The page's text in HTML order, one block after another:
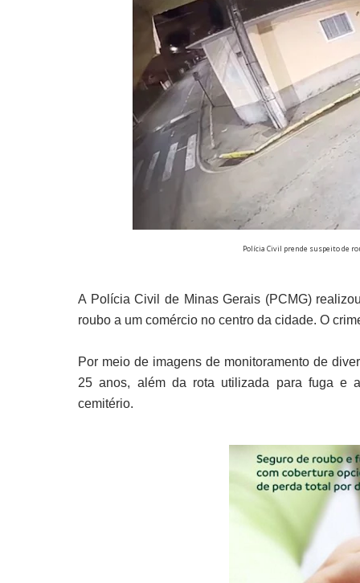
Polícia Civil prende suspeito de
A Polícia Civil de Minas Gerais (PCMG)
roubo a um comércio no centro da cidade. O
Por meio de imagens de monitoramento de
25 anos, além da rota utilizada para fuga e
cemitério.